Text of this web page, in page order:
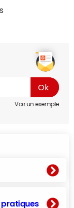
Voir un exemple
pratiques